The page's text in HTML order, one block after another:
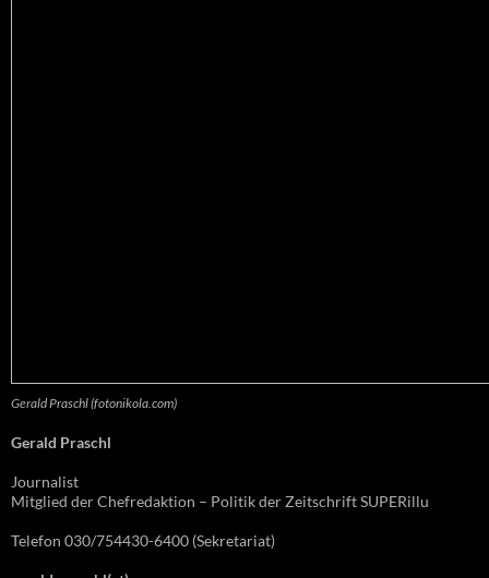
Gerald Praschl (fotonikola.com)
Gerald Praschl
Journalist
Mitglied der Chefredaktion – Politik der Zeitschrift SUPERillu
Telefon 030/754430-6400 (Sekretariat)